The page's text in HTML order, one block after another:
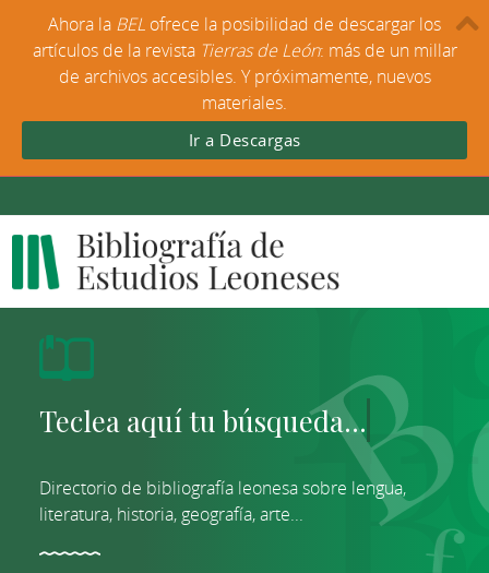
Directorio de bibliografía leonesa sobre lengua,
literatura, historia, geografía, arte...
Ahora la BEL ofrece la posibilidad de descargar los
artículos de la revista Tierras de León: más de un millar
de archivos accesibles. Y próximamente, nuevos
materiales.
Ir a Descargas